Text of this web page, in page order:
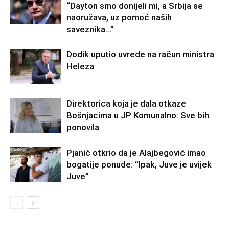
“Dayton smo donijeli mi, a Srbija se
naoružava, uz pomoć naših
saveznika…”
Dodik uputio uvrede na račun ministra
Heleza
Direktorica koja je dala otkaze
Bošnjacima u JP Komunalno: Sve bih
ponovila
Pjanić otkrio da je Alajbegović imao
bogatije ponude: “Ipak, Juve je uvijek
Juve”